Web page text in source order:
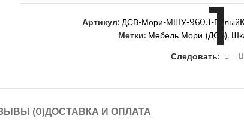
Артикул: ДСВ-Мори-МШУ-960.1-Белый
Метки: Мебель Мори (ДСВ),
Следовать:
(0)ДОСТАВКА И ОПЛАТА